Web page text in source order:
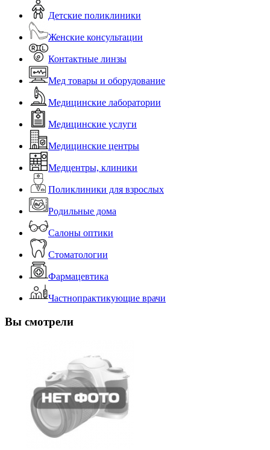
Детские поликлиники
Женские консультации
Контактные линзы
Мед товары и оборудование
Медицинские лаборатории
Медицинские услуги
Медицинские центры
Медцентры, клиники
Поликлиники для взрослых
Родильные дома
Салоны оптики
Стоматологии
Фармацевтика
Частнопрактикующие врачи
Вы смотрели